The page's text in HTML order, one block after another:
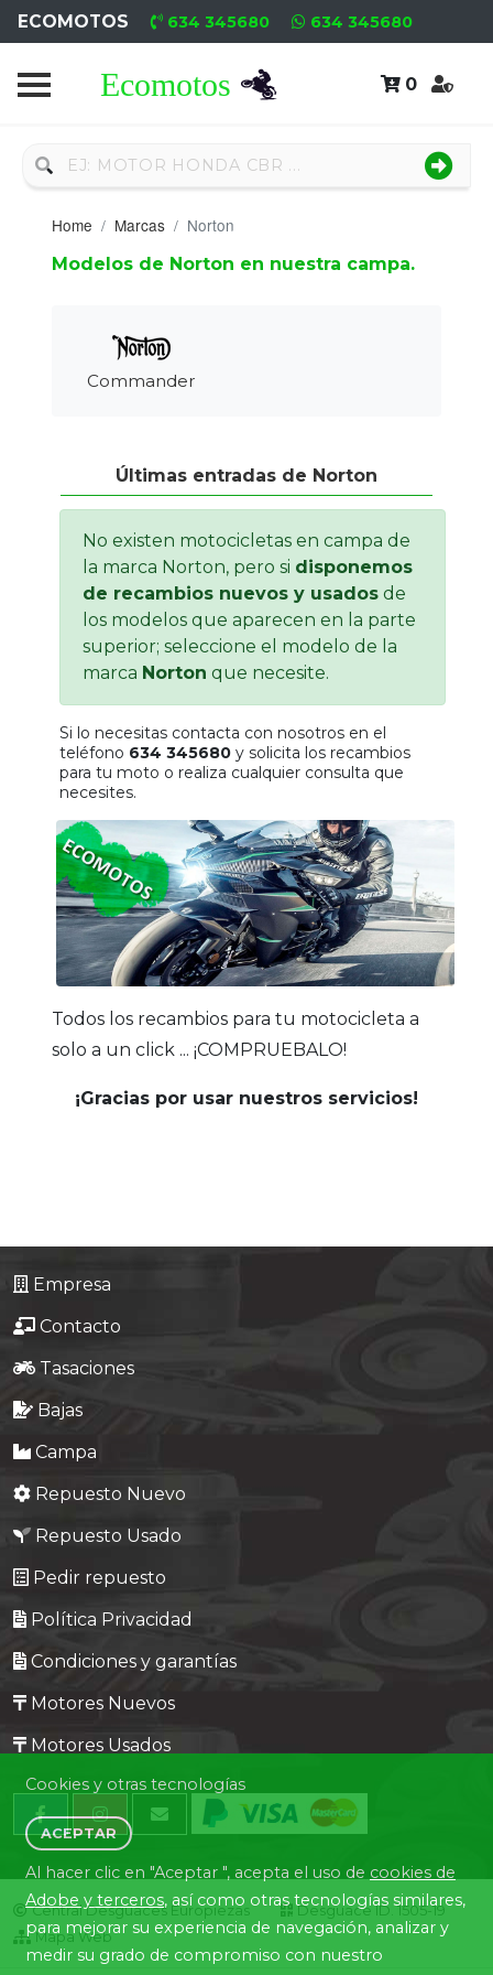
ECOMOTOS 634 345680 634 345680
0
Home
Nuevo
Neumáticos
Motores
Nuevos
Usados
Tasaciones
Formulario
Empresa
Contacto
Home Marcas Norton
Modelos de Norton en nuestra campa.
Commander
Últimas entradas de Norton
No existen motocicletas en campa de
la marca Norton, pero si disponemos
de recambios nuevos y usados de
los modelos que aparecen en la parte
superior; seleccione el modelo de la
marca Norton que necesite.
Si lo necesitas contacta con nosotros en el
teléfono 634 345680 y solicita los recambios
para tu moto o realiza cualquier consulta que
necesites.
Todos los recambios para tu motocicleta a
solo a un click ... ¡COMPRUEBALO!
¡Gracias por usar nuestros servicios!
Empresa
Contacto
Tasaciones
Bajas
Campa
Repuesto Nuevo
Repuesto Usado
Pedir repuesto
Política Privacidad
Condiciones y garantías
Motores Nuevos
Motores Usados
Central Desguaces Europiezas
Desguace ID. 1505-19
Mapa Web
Cookies y otras tecnologías
ACEPTAR
Al hacer clic en "Aceptar ", acepta el uso de cookies de
Adobe y terceros, así como otras tecnologías similares,
para mejorar su experiencia de navegación, analizar y
medir su grado de compromiso con nuestro